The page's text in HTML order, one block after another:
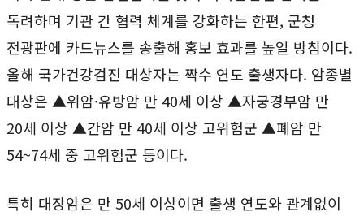
독려하며 기관 간 협력 체계를 강화하는 한편, 군청
전광판에 카드뉴스를 송출해 홍보 효과를 높일 방침이다.
올해 국가건강검진 대상자는 짝수 연도 출생자다. 암종별
대상은 ▲위암·유방암 만 40세 이상 ▲자궁경부암 만
20세 이상 ▲간암 만 40세 이상 고위험군 ▲폐암 만
54~74세 중 고위험군 등이다.
특히 대장암은 만 50세 이상이면 출생 연도와 관계없이